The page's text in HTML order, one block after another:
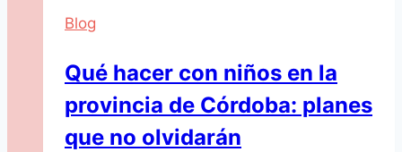
Blog
Qué hacer con niños en la
provincia de Córdoba: planes
que no olvidarán